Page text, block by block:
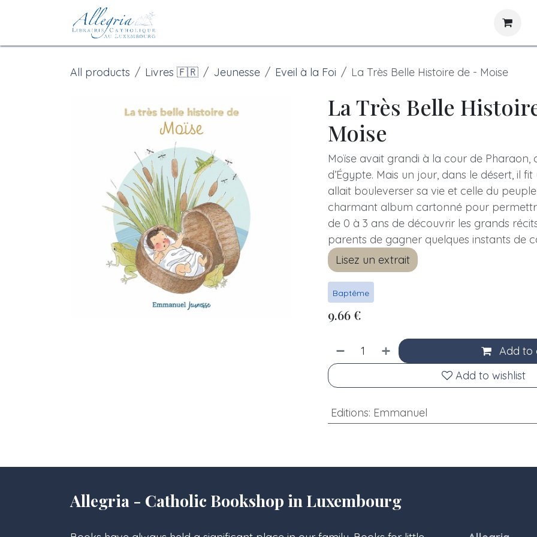
All products Livres 🇫🇷 Jeunesse Eveil à la Foi La Très Belle Histoire de - Moise
La Très Belle
Moise
Moïse avait grandi à la cour de Pharaon,
d’Égypte. Mais un jour, dans le désert, il
allait bouleverser sa vie et celle du
charmant album cartonné pour
de 0 à 3 ans de découvrir les grands
parents de gagner quelques instants de
Lisez un extrait
Baptême
9.66€
Add to
Add to wishlist
Editions: Emmanuel
Allegria - Catholic Bookshop in Luxembourg